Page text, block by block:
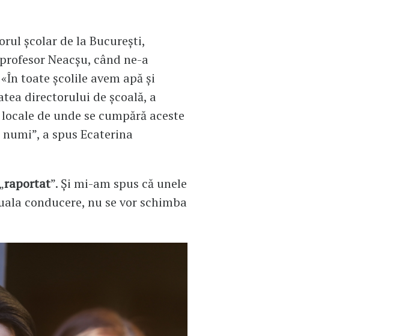
școlar de la București,
Neacșu, când ne-a
toate școlile avem apă și
directorului de școală, a
de unde se cumpără aceste
a spus Ecaterina
raportat”. Și mi-am spus că unele
conducere, nu se vor schimba